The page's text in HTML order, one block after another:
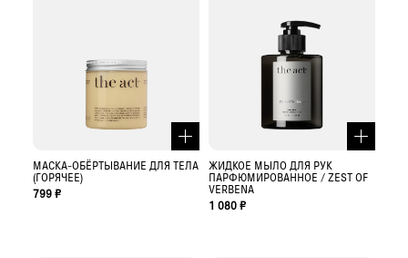
МАСКА-ОБЁРТЫВАНИЕ ДЛЯ ТЕЛА
(ГОРЯЧЕЕ)
799 ₽
ЖИДКОЕ МЫЛО ДЛЯ РУК
ПАРФЮМИРОВАННОЕ / ZEST OF
VERBENA
1 080 ₽